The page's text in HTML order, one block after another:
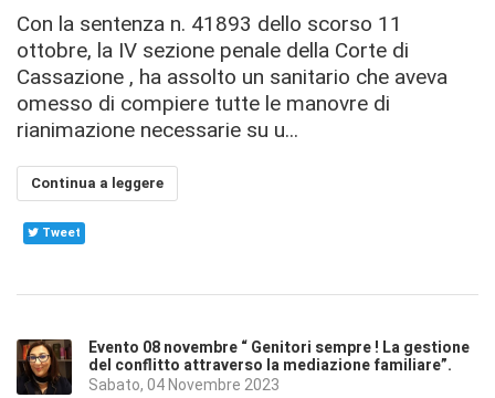
Con la sentenza n. 41893 dello scorso 11
ottobre, la IV sezione penale della Corte di
Cassazione , ha assolto un sanitario che aveva
omesso di compiere tutte le manovre di
rianimazione necessarie su u...
Continua a leggere
Tweet
Evento 08 novembre “ Genitori sempre ! La gestione
del conflitto attraverso la mediazione familiare”.
Sabato, 04 Novembre 2023